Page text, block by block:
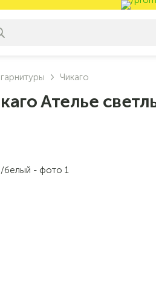
Чикаго
Ателье